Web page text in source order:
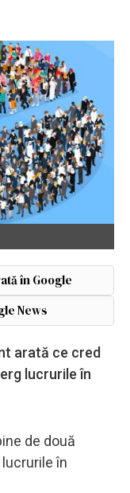
în Google
News
arată ce cred
lucrurile în
de două
în